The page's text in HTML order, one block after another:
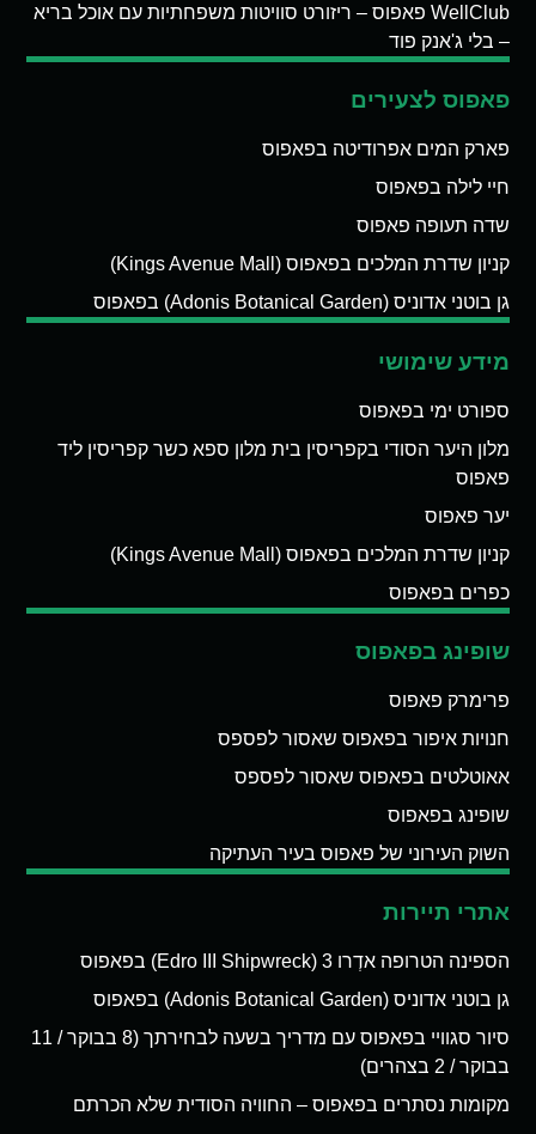
WellClub פאפוס – ריזורט סוויטות משפחתיות עם אוכל בריא
– בלי ג'אנק פוד
פאפוס לצעירים
פארק המים אפרודיטה בפאפוס
חיי לילה בפאפוס
שדה תעופה פאפוס
קניון שדרת המלכים בפאפוס (Kings Avenue Mall)
גן בוטני אדוניס (Adonis Botanical Garden) בפאפוס
מידע שימושי
ספורט ימי בפאפוס
מלון היער הסודי בקפריסין בית מלון ספא כשר קפריסין ליד
פאפוס
יער פאפוס
קניון שדרת המלכים בפאפוס (Kings Avenue Mall)
כפרים בפאפוס
שופינג בפאפוס
פרימרק פאפוס
חנויות איפור בפאפוס שאסור לפספס
אאוטלטים בפאפוס שאסור לפספס
שופינג בפאפוס
השוק העירוני של פאפוס בעיר העתיקה
אתרי תיירות
הספינה הטרופה אדְרו 3 (Edro III Shipwreck) בפאפוס
גן בוטני אדוניס (Adonis Botanical Garden) בפאפוס
סיור סגוויי בפאפוס עם מדריך בשעה לבחירתך (8 בבוקר / 11
בבוקר / 2 בצהרים)
מקומות נסתרים בפאפוס – החוויה הסודית שלא הכרתם